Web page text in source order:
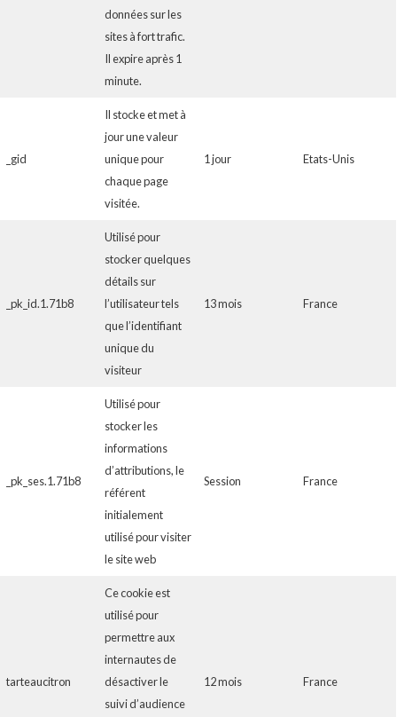
données sur les
sites à fort trafic.
Il expire après 1
minute.
_gid
Il stocke et met à
jour une valeur
unique pour
chaque page
visitée.
1 jour Etats-Unis
_pk_id.1.71b8
Utilisé pour
stocker quelques
détails sur
l’utilisateur tels
que l’identifiant
unique du
visiteur
13 mois France
_pk_ses.1.71b8
Utilisé pour
stocker les
informations
d’attributions, le
référent
initialement
utilisé pour visiter
le site web
Session France
tarteaucitron
Ce cookie est
utilisé pour
permettre aux
internautes de
désactiver le
suivi d’audience
12 mois France